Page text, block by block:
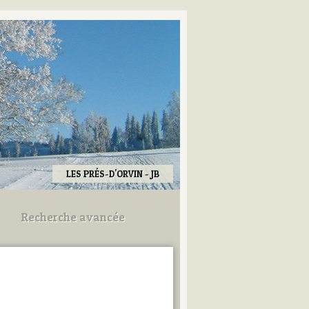
LES PRÉS-D'ORVIN - JB
Recherche avancée
Utilisez les champs ci-dessous